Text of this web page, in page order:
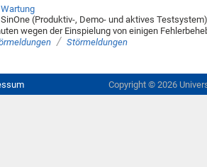
(Produktiv-, Demo- und aktives
wegen der Einspielung von einigen
/ Störmeldungen
Copyright © 2026